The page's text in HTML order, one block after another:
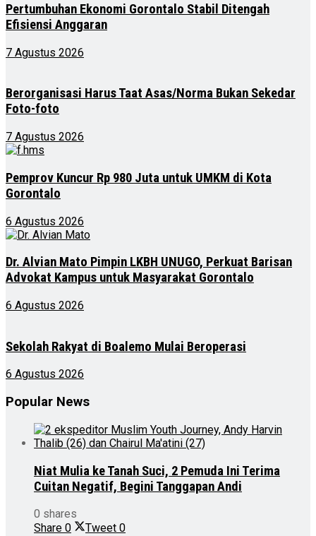
Pertumbuhan Ekonomi Gorontalo Stabil Ditengah
Efisiensi Anggaran
7 Agustus 2026
Berorganisasi Harus Taat Asas/Norma Bukan Sekedar
Foto-foto
7 Agustus 2026
Pemprov Kuncur Rp 980 Juta untuk UMKM di Kota
Gorontalo
6 Agustus 2026
Dr. Alvian Mato Pimpin LKBH UNUGO, Perkuat Barisan
Advokat Kampus untuk Masyarakat Gorontalo
6 Agustus 2026
Sekolah Rakyat di Boalemo Mulai Beroperasi
6 Agustus 2026
Popular News
Niat Mulia ke Tanah Suci, 2 Pemuda Ini Terima
Cuitan Negatif, Begini Tanggapan Andi
0 shares
Share 0 Tweet 0